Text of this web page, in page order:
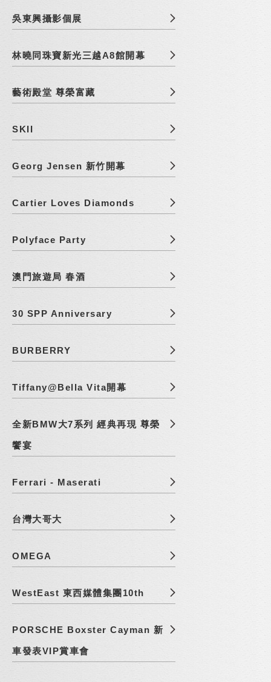
吳東興攝影個展
林曉同珠寶新光三越A8館開幕
藝術殿堂 尊榮富藏
SKII
Georg Jensen 新竹開幕
Cartier Loves Diamonds
Polyface Party
澳門旅遊局 春酒
30 SPP Anniversary
BURBERRY
Tiffany@Bella Vita開幕
全新BMW大7系列 經典再現 尊榮
饗宴
Ferrari - Maserati
台灣大哥大
OMEGA
WestEast 東西媒體集團10th
PORSCHE Boxster Cayman 新
車發表VIP賞車會